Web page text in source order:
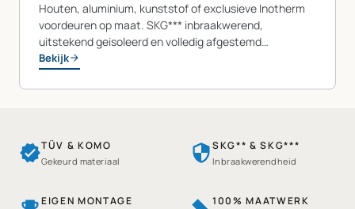
Houten, aluminium, kunststof of exclusieve Inotherm
voordeuren op maat. SKG*** inbraakwerend,
uitstekend geisoleerd en volledig afgestemd…
Bekijk
TÜV & KOMO
Gekeurd materiaal
SKG** & SKG***
Inbraakwerendheid
EIGEN MONTAGE 100% MAATWERK